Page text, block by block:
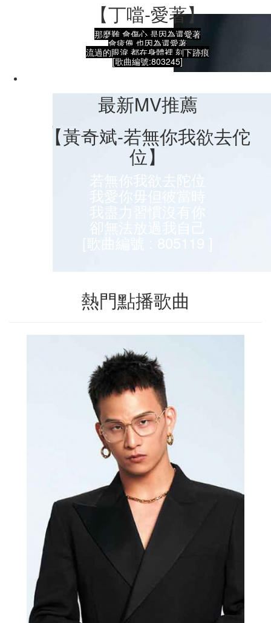
【丁噹-愛著】
那麼難 會傷心 是因為還愛著
會疲憊 也因為還愛著
流過的眼淚 都在身體裡 刻下跡痕
[歌曲編號:803245]
最新MV推薦
【黃奇斌-若無你我欲去佗
位】
若無你我欲去陀位
我愛你毋但彼當時
我盡力習慣沒有你
卻無法放過我自己
[歌曲編號 : 805119 ]
熱門點播歌曲